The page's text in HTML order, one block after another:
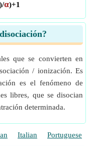
𝝰)+1
que se convierten en
/ ionización. Es
es el fenómeno de
libres, que se disocian
determinada.
Italian Portuguese